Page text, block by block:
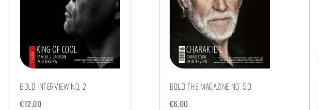
BOLD INTERVIEW NO. 2
€12,00
BOLD THE MAGAZINE NO. 50
€6,00